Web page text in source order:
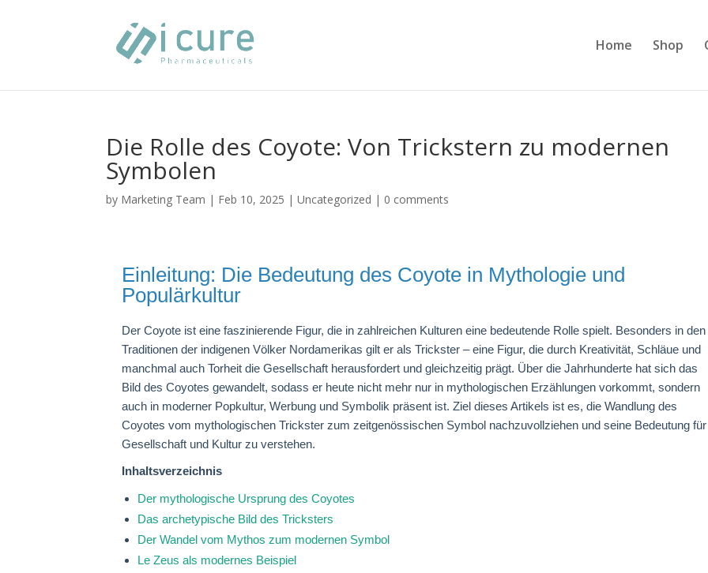
Home Shop
Die Rolle des Coyote: Von Trickstern zu modernen
Symbolen
by Marketing Team | Feb 10, 2025 |Uncategorized | 0 comments
Einleitung: Die Bedeutung des Coyote in Mythologie und
Populärkultur
Der Coyote ist eine faszinierende Figur, die in zahlreichen Kulturen eine bedeutende Rolle spielt. Besonders in den
Traditionen der indigenen Völker Nordamerikas gilt er als Trickster – eine Figur, die durch Kreativität, Schläue und
manchmal auch Torheit die Gesellschaft herausfordert und gleichzeitig prägt. Über die Jahrhunderte hat sich das
Bild des Coyotes gewandelt, sodass er heute nicht mehr nur in mythologischen Erzählungen vorkommt, sondern
auch in moderner Popkultur, Werbung und Symbolik präsent ist. Ziel dieses Artikels ist es, die Wandlung des
Coyotes vom mythologischen Trickster zum zeitgenössischen Symbol nachzuvollziehen und seine Bedeutung für
Gesellschaft und Kultur zu verstehen.
Inhaltsverzeichnis
Der mythologische Ursprung des Coyotes
Das archetypische Bild des Tricksters
Der Wandel vom Mythos zum modernen Symbol
Le Zeus als modernes Beispiel